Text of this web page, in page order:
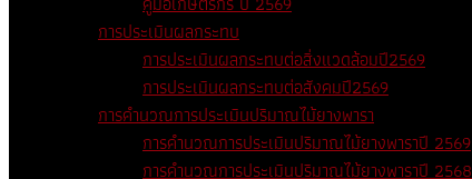
การประเมินผลกระทบ
การประเมินผลกระทบต่อสิ่งแวดล้อมปี2569
การประเมินผลกระทบต่อสังคมปี2569
การคำนวณการประเมินปริมาณไม้ยางพารา
การคำนวณการประเมินปริมาณไม้ยางพาราปี 2569
การคำนวณการประเมินปริมาณไม้ยางพาราปี 2568